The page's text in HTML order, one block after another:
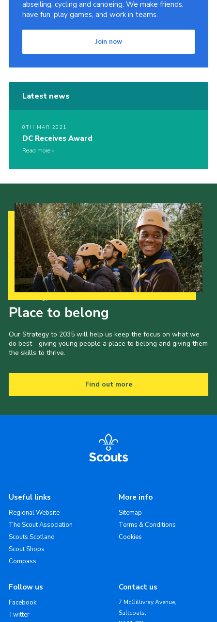
abseiling, cycling and canoeing. We make friends,
have fun, play games, and work in teams.
Join now
Latest news
8TH MAR 2021
DC Receives Award
Read more
Place to belong
Our Strategy to 2035 will help us keep the focus on what we
do best - giving young people a place to belong and giving them
the skills to thrive.
Find out more
Useful links
Regional Website
The Scout Association
Scouts Scotland
Scout Shops
Compass
More info
Sitemap
Terms & Conditions
Cookies
Follow us
Facebook
Twitter
Contact us
7 McGillivray Avenue,
Saltcoats,